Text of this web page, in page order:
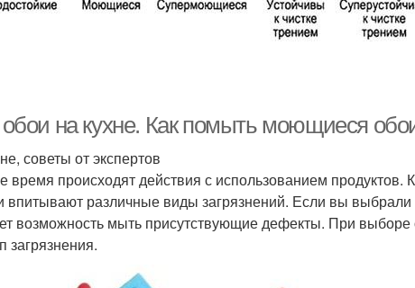
на кухне. Как помыть моющиеся
советы от экспертов
время происходят действия с использованием
впитывают различные виды загрязнений. Если вы
возможность мыть присутствующие дефекты. При
загрязнения.